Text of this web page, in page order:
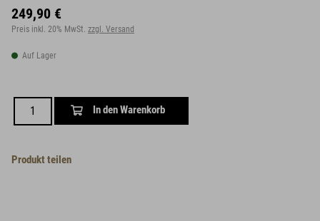
249,90 €
Preis inkl. 20% MwSt. zzgl. Versand
Auf Lager
In den Warenkorb
Produkt teilen